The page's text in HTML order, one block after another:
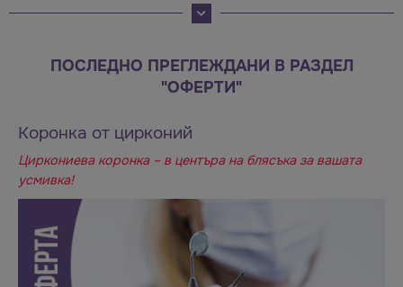
ПОСЛЕДНО ПРЕГЛЕЖДАНИ В РАЗДЕЛ
"ОФЕРТИ"
Коронка от цирконий
Циркониева коронка – в центъра на блясъка за вашата
усмивка!